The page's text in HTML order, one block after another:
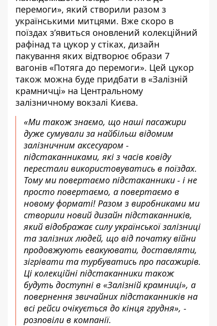
перемоги», який створили разом з
українськими митцями. Вже скоро в
поїздах з’явиться оновлений колекційний
рафінад та цукор у стіках, дизайн
пакування яких відтворює образи 7
вагонів «Потяга до перемоги». Цей цукор
також можна буде придбати в «Залізній
крамничці» на Центральному
залізничному вокзалі Києва.
«Ми також знаємо, що наші пасажири
дуже сумували за найбільш відомим
залізничним аксесуаром -
підстаканниками, які з часів ковіду
перестали використовуватись в поїздах.
Тому ми повертаємо підстаканники - і не
просто повертаємо, а повертаємо в
новому форматі! Разом з виробниками ми
створили новий дизайн підстаканників,
який відображає силу української залізниці
та залізних людей, що від початку війни
продовжують евакуювати, доставляти,
зігрівати та турбуватись про пасажирів.
Ці колекційні підстаканники також
будуть доступні в «Залізній крамниці», а
повернення звичайних підстаканників на
всі рейси очікується до кінця грудня», -
розповіли в компанії.